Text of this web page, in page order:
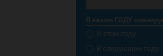
В каком ГОДУ
В этом году
В следующем году